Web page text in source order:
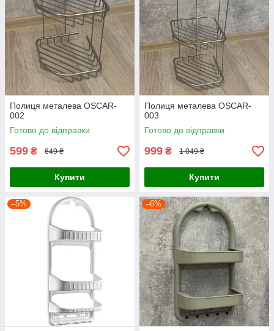
Полиця металева OSCAR-
002
Готово до відправки
599 ₴ 649 ₴
Купити
Полиця металева OSCAR-
003
Готово до відправки
999 ₴ 1 049 ₴
Купити
–5% –6%